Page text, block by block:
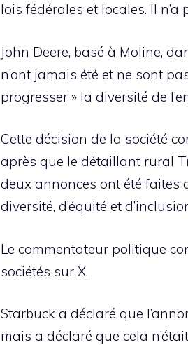
lois fédérales et locales. Il
John Deere, basé à Moline,
n’ont jamais été et ne sont
progresser » la diversité de
Cette décision de la société
après que le détaillant rural
deux annonces ont été faites
diversité, d’équité et
Le commentateur politique
sociétés sur X.
Starbuck a déclaré que
mais a déclaré que cela